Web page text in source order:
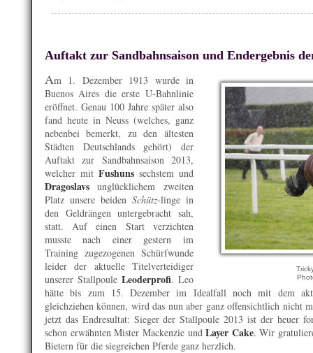
Auftakt zur Sandbahnsaison und Endergebnis
Am 1. Dezember 1913 wurde in
Buenos Aires die erste U-Bahnlinie
eröffnet. Genau 100 Jahre später also
fand heute in Neuss (welches, ganz
nebenbei bemerkt, zu den ältesten
Städten Deutschlands gehört) der
Auftakt zur Sandbahnsaison 2013,
welcher mit Fushunssechstem und
Dragoslavs unglücklichem zweiten
Platz unsere beiden Schütz-linge in
den Geldrängen untergebracht sah,
statt. Auf einen Start verzichten
musste nach einer gestern im
Training zugezogenen Schürfwunde
leider der aktuelle Titelverteidiger
unserer Stallpoule Leoderprofi. Leo
hätte bis zum 15. Dezember im Idealfall noch mit dem
gleichziehen können, wird das nun aber ganz offensichtlich nicht
jetzt das Endresultat: Sieger der Stallpoule 2013 ist der heuer
schon erwähnten Mister Mackenzie undLayer Cake. Wir
Bietern für die siegreichen Pferde ganz herzlich.